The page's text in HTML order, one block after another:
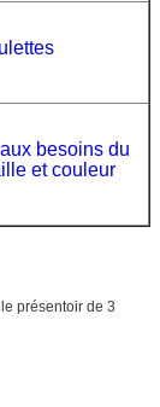
besoins du
et couleur
présentoir de 3